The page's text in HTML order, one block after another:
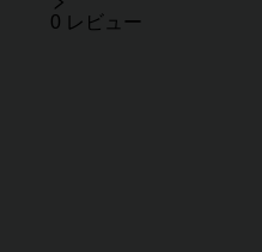
レビュー
0 レビュー